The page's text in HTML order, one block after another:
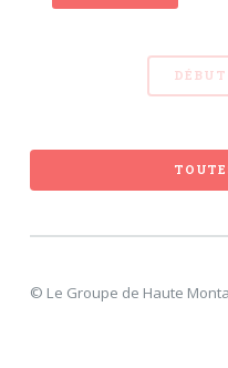
DÉBUT
© Le Groupe de Haute